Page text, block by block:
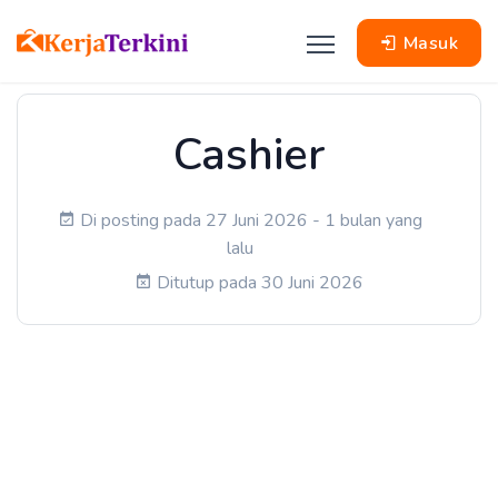
Masuk
Cashier
Di posting pada 27 Juni 2026 - 1 bulan yang
lalu
Ditutup pada 30 Juni 2026